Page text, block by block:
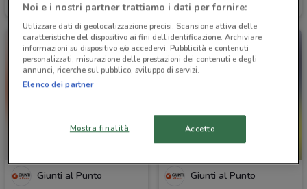
Scade il 19/08 8.8 km Scade il 16/08
Giunti al Punto Giunti al Punto
Noi e i nostri partner trattiamo i dati per fornire:
Utilizzare dati di geolocalizzazione precisi. Scansione attiva delle
caratteristiche del dispositivo ai fini dell’identificazione. Archiviare
informazioni su dispositivo e/o accedervi. Pubblicità e contenuti
personalizzati, misurazione delle prestazioni dei contenuti e degli
annunci, ricerche sul pubblico, sviluppo di servizi.
Elenco dei partner
Mostra finalità Accetto